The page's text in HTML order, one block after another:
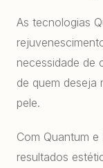
As tecnologias
necessidade de
de quem deseja
pele.
Com Quantum
resultados